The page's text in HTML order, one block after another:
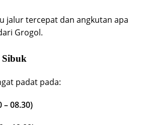
jalur tercepat dan angkutan apa
Grogol.
padat pada:
– 08.30)